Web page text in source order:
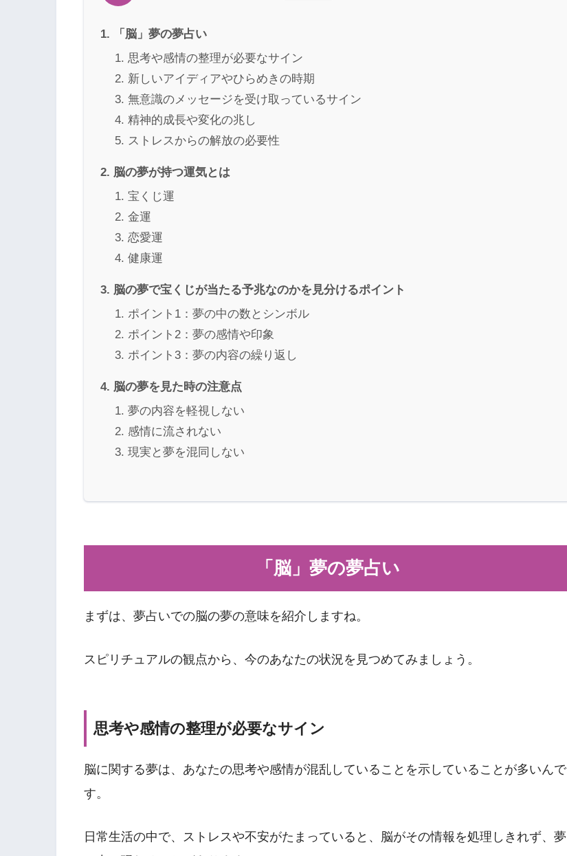
「脳」夢の夢占い
思考や感情の整理が必要なサイン
新しいアイディアやひらめきの時期
無意識のメッセージを受け取っているサイン
精神的成長や変化の兆し
ストレスからの解放の必要性
脳の夢が持つ運気とは
宝くじ運
金運
恋愛運
健康運
脳の夢で宝くじが当たる予兆なのかを見分けるポイント
ポイント1：夢の中の数とシンボル
ポイント2：夢の感情や印象
ポイント3：夢の内容の繰り返し
脳の夢を見た時の注意点
夢の内容を軽視しない
感情に流されない
現実と夢を混同しない
「脳」夢の夢占い
まずは、夢占いでの脳の夢の意味を紹介しますね。
スピリチュアルの観点から、今のあなたの状況を見つめてみましょう。
思考や感情の整理が必要なサイン
脳に関する夢は、あなたの思考や感情が混乱していることを示していることが多いんで
す。
日常生活の中で、ストレスや不安がたまっていると、脳がその情報を処理しきれず、夢